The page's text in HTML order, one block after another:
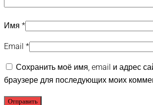
Имя *
Email *
Сохранить моё имя, email и адрес
браузере для последующих моих